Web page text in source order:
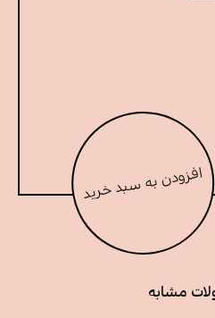
افزودن به سبد خرید
مشابه